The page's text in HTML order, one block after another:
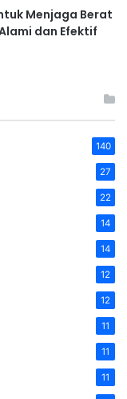
Menjaga Berat
dan Efektif
140
27
22
14
14
12
12
11
11
11